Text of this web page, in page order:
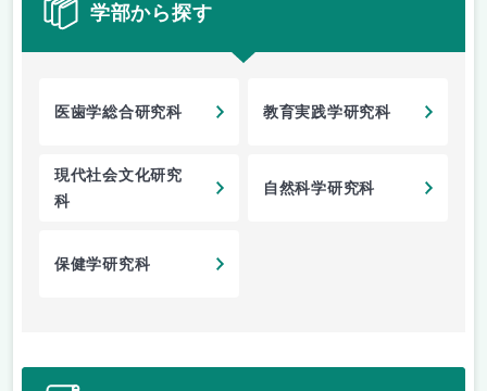
学部から探す
医歯学総合研究科 教育実践学研究科
現代社会文化研究
科
自然科学研究科
保健学研究科